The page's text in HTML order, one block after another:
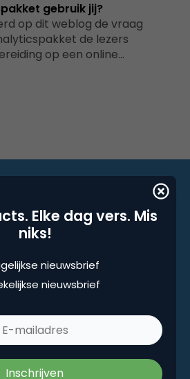
gebruik jij?
op dit weblog de vraag
de lezers
op een online…
Elke dag vers. Mis
niks!
nieuwsbrief
nieuwsbrief
Elke dag vers. Mis niks!
nieuwsbrief